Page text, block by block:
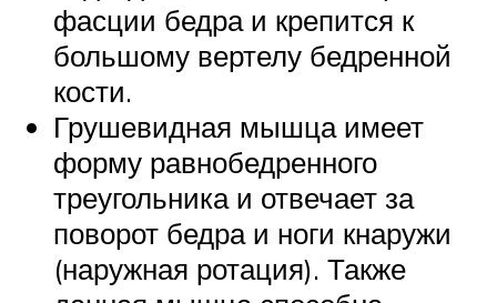
фасции бедра и крепится к
большому вертелу бедренной
кости.
Грушевидная мышца имеет
форму равнобедренного
треугольника и отвечает за
поворот бедра и ноги кнаружи
(наружная ротация). Также